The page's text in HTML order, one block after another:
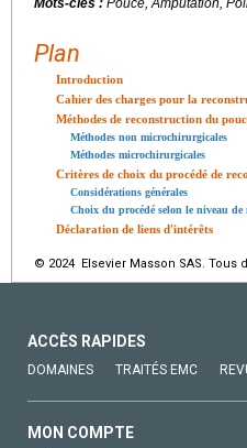
Plan
Introduction
Cahier des charges pour la
Méthodes de reconstruction du
Méthodes non microchirurgicales
Méthodes microchirurgicales
Critères de choix du procédé de
Considérations générales
Choix du procédé selon le niveau
Déclaration de liens d'intérêts
© 2024 Elsevier Masson SAS. Tous
ACCÈS RAPIDES
DOMAINES TRAITÉS EMC
MON COMPTE